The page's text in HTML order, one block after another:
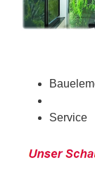
Service